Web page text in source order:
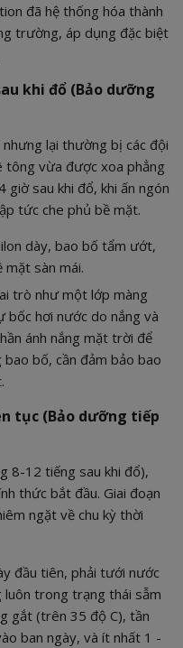
đã hệ thống hóa thành
trường, áp dụng đặc biệt
khi đổ (Bảo dưỡng
lại thường bị các đội
tông vừa được xoa phẳng
sau khi đổ, khi ấn ngón
tức che phủ bề mặt.
dày, bao bố tẩm ướt,
sàn mái.
trò như một lớp màng
bốc hơi nước do nắng và
ánh nắng mặt trời để
bố, cần đảm bảo bao
tục (Bảo dưỡng tiếp
8-12 tiếng sau khi đổ),
thức bắt đầu. Giai đoạn
ngặt về chu kỳ thời
đầu tiên, phải tưới nước
trong trạng thái sẫm
gắt (trên 35 độ C), tần
ban ngày, và ít nhất 1 -